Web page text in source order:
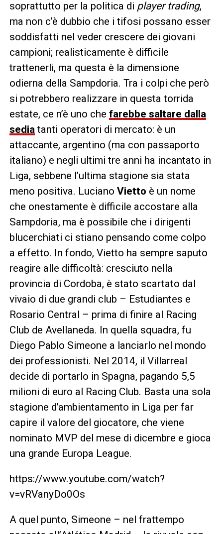
soprattutto per la politica di player trading,
ma non c’è dubbio che i tifosi possano esser
soddisfatti nel veder crescere dei giovani
campioni; realisticamente è difficile
trattenerli, ma questa è la dimensione
odierna della Sampdoria. Tra i colpi che però
si potrebbero realizzare in questa torrida
estate, ce n’è uno che farebbe saltare dalla
sedia tanti operatori di mercato: è un
attaccante, argentino (ma con passaporto
italiano) e negli ultimi tre anni ha incantato in
Liga, sebbene l’ultima stagione sia stata
meno positiva. Luciano Vietto è un nome
che onestamente è difficile accostare alla
Sampdoria, ma è possibile che i dirigenti
blucerchiati ci stiano pensando come colpo
a effetto. In fondo, Vietto ha sempre saputo
reagire alle difficoltà: cresciuto nella
provincia di Cordoba, è stato scartato dal
vivaio di due grandi club – Estudiantes e
Rosario Central – prima di finire al Racing
Club de Avellaneda. In quella squadra, fu
Diego Pablo Simeone a lanciarlo nel mondo
dei professionisti. Nel 2014, il Villarreal
decide di portarlo in Spagna, pagando 5,5
milioni di euro al Racing Club. Basta una sola
stagione d’ambientamento in Liga per far
capire il valore del giocatore, che viene
nominato MVP del mese di dicembre e gioca
una grande Europa League.
https://www.youtube.com/watch?
v=vRVanyDo0Os
A quel punto, Simeone – nel frattempo